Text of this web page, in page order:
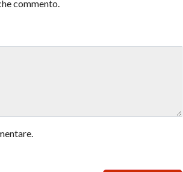
commento.